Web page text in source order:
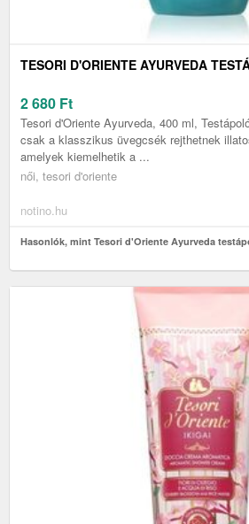
TESORI D'ORIENTE AYURVEDA
2 680 Ft
Tesori d'Oriente Ayurveda, 400 ml,
csak a klasszikus üvegcsék rejthetnek
amelyek kiemelhetik a ...
női, tesori d'oriente
notino.hu
Hasonlók, mint Tesori d'Oriente Ayurveda